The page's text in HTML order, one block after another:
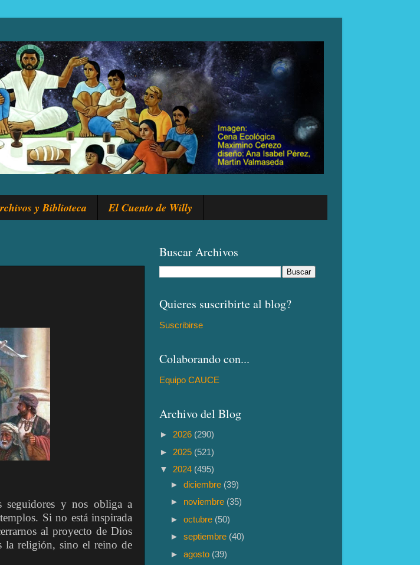
y Biblioteca El Cuento de Willy
seguidores y nos obliga a
Si no está inspirada
al proyecto de Dios
la religión, sino el reino de
Buscar Archivos
Quieres suscribirte al blog?
Suscribirse
Colaborando con...
Equipo CAUCE
Archivo del Blog
► 2026 (290)
► 2025 (521)
▼ 2024 (495)
►diciembre (39)
► noviembre (35)
►octubre (50)
►septiembre (40)
►agosto (39)